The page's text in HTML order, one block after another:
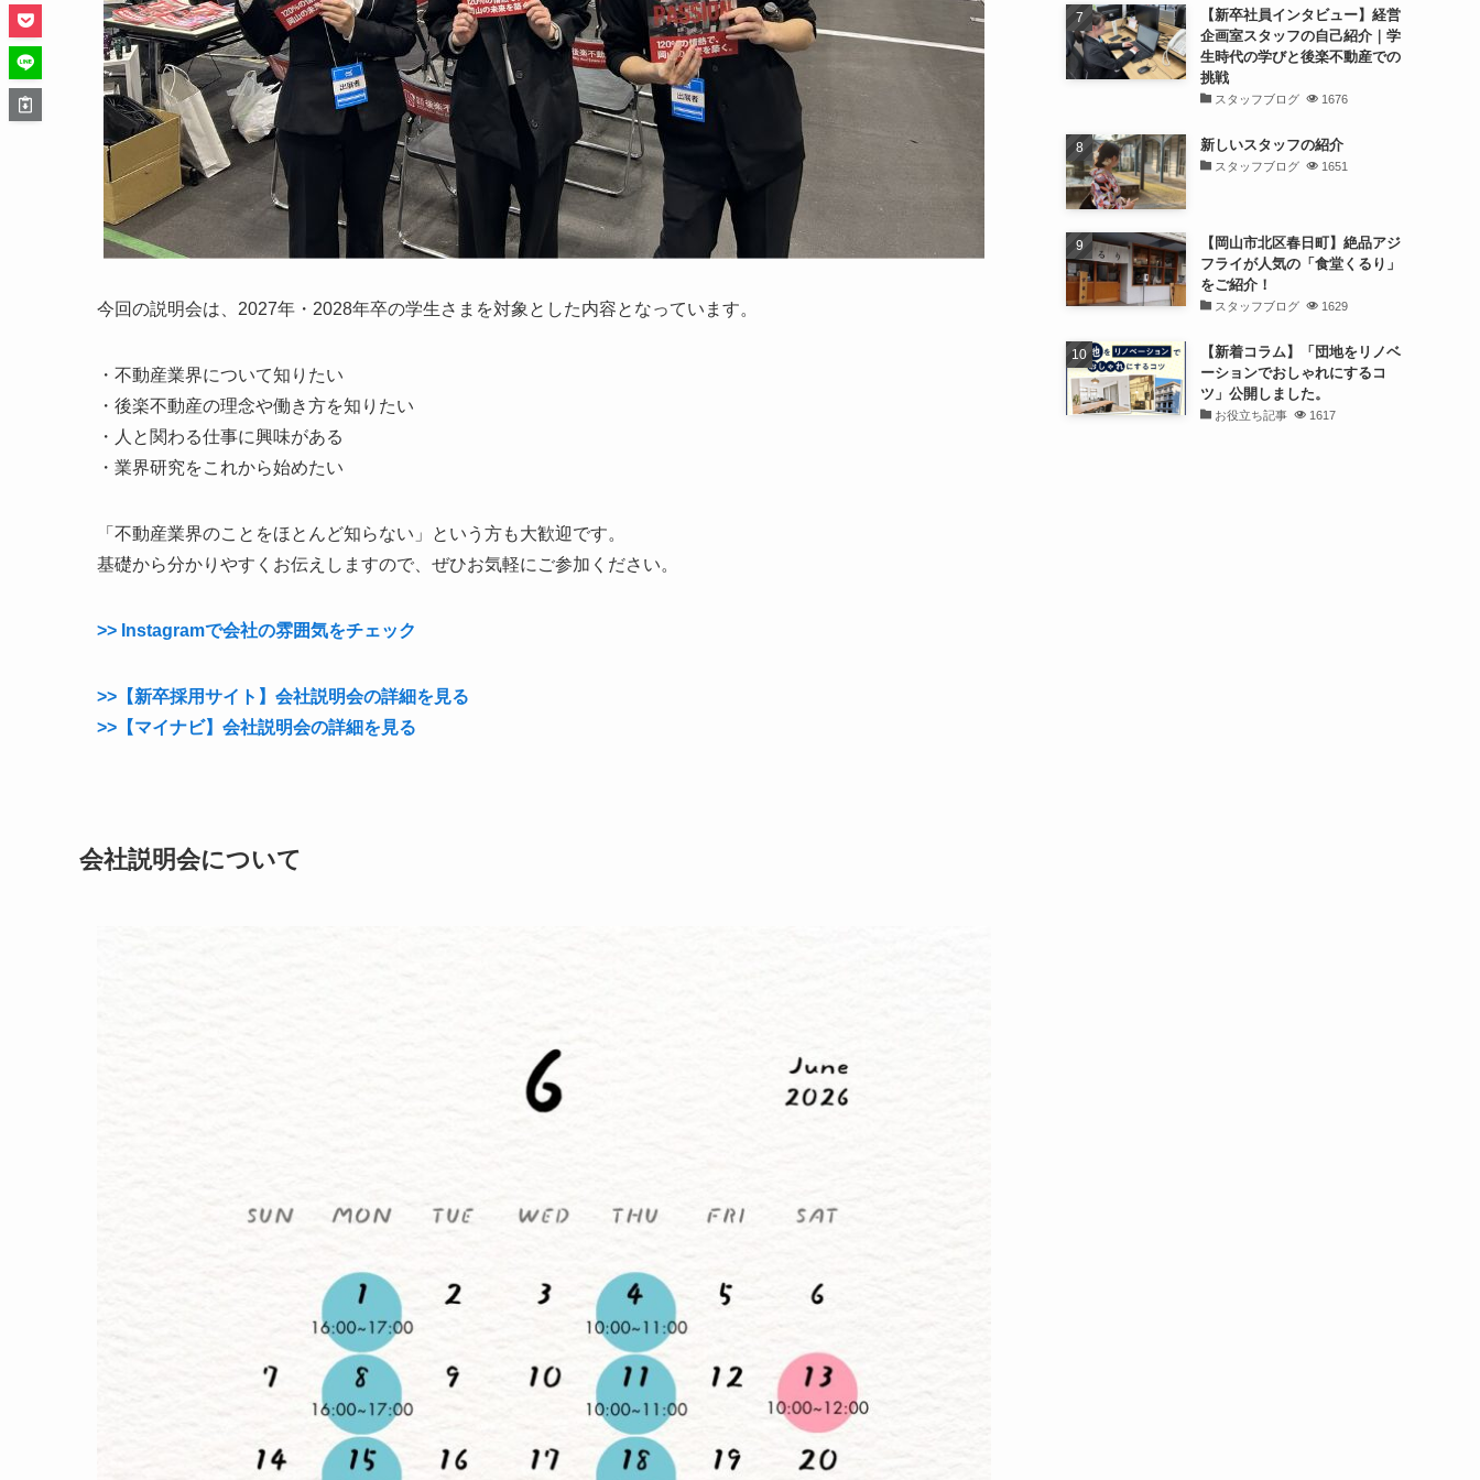
今回の説明会は、2027年・2028年卒の学生さまを対象とした内容となっています。
・不動産業界について知りたい
・後楽不動産の理念や働き方を知りたい
・人と関わる仕事に興味がある
・業界研究をこれから始めたい
「不動産業界のことをほとんど知らない」という方も大歓迎です。
基礎から分かりやすくお伝えしますので、ぜひお気軽にご参加ください。
>> Instagramで会社の雰囲気をチェック
>>【新卒採用サイト】会社説明会の詳細を見る
>>【マイナビ】会社説明会の詳細を見る
会社説明会について
【新卒社員インタビュー】経営
企画室スタッフの自己紹介｜学
生時代の学びと後楽不動産での
挑戦
スタッフブログ 1676
新しいスタッフの紹介
スタッフブログ 1651
【岡山市北区春日町】絶品アジ
フライが人気の「食堂くるり」
をご紹介！
スタッフブログ 1629
【新着コラム】「団地をリノベ
ーションでおしゃれにするコ
ツ」公開しました。
お役立ち記事 1617